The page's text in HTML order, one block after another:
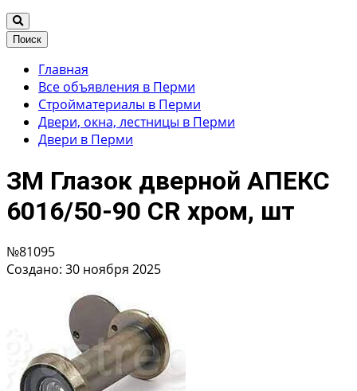
Поиск
Главная
Все объявления в Перми
Стройматериалы в Перми
Двери, окна, лестницы в Перми
Двери в Перми
ЗМ Глазок дверной АПЕКС
6016/50-90 CR хром, шт
№81095
Создано: 30 ноября 2025